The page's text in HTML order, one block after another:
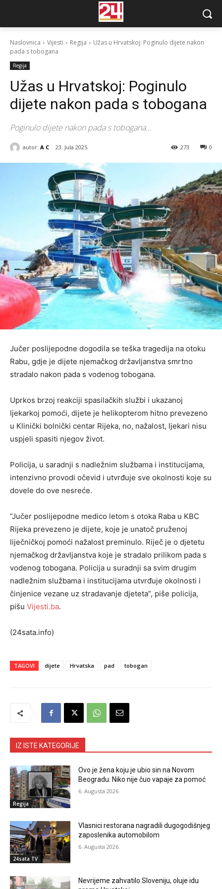
Naslovnica Vijesti Regija
Užas u Hrvatskoj: Poginulo dijete nakon
pada s tobogana
Regija
Užas u Hrvatskoj: Poginulo
dijete nakon pada s tobogana
Poginulo dijete nakon pada s tobogana...
autor: A C 23. Jula 2025. 0
273
Jučer poslijepodne dogodila se teška tragedija na otoku
Rabu, gdje je dijete njemačkog državljanstva smrtno
stradalo nakon pada s vodenog tobogana.
Uprkos brzoj reakciji spasilačkih službi i ukazanoj
ljekarkoj pomoći, dijete je helikopterom hitno prevezeno
u Klinički bolnički centar Rijeka, no, nažalost, ljekari nisu
uspjeli spasiti njegov život.
Policija, u saradnji s nadležnim službama i institucijama,
intenzivno provodi očevid i utvrđuje sve okolnosti koje su
dovele do ove nesreće.
“Jučer poslijepodne medico letom s otoka Raba u KBC
Rijeka prevezeno je dijete, koje je unatoč pruženoj
liječničkoj pomoći nažalost preminulo. Riječ je o djetetu
njemačkog državljanstva koje je stradalo prilikom pada s
vodenog tobogana. Policija u suradnji sa svim drugim
nadležnim službama i institucijama utvrđuje okolnosti i
činjenice vezane uz stradavanje djeteta”, piše policija,
pišu Vijesti.ba.
(24sata.info)
TAGOVI dijete Hrvatska pad tobogan
IZ ISTE KATEGORIJE
Regija
Ovo je žena koju je ubio sin na Novom
Beogradu: Niko nije čuo vapaje za pomoć
6. Augusta 2026.
24sata TV
Vlasnici restorana nagradili dugogodišnjeg
zaposlenika automobilom
6. Augusta 2026.
Nevrijeme zahvatilo Sloveniju, oluje idu